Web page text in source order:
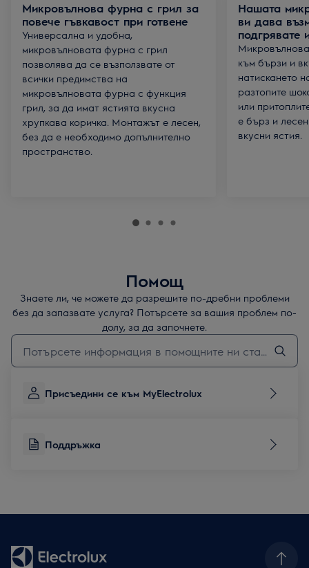
Микровълнова фурна с грил за
повече гъвкавост при готвене
Универсална и удобна,
микровълновата фурна с грил
позволява да се възползвате от
всички предимства на
микровълновата фурна с функция
грил, за да имат ястията вкусна
хрупкава коричка. Монтажът е лесен,
без да е необходимо допълнително
пространство.
Нашата
ви дава
подгрявате
към бързи и
натискането
разтопите
или
е бърз и
вкусни ястия.
Помощ
Знаете ли, че можете да разрешите по-дребни проблеми
без да запазвате услуга? Потърсете за вашия проблем по-
долу, за да започнете.
Въведете текст за да потърсите статии за поддръжка
Присъедини се към MyElectrolux
Поддръжка